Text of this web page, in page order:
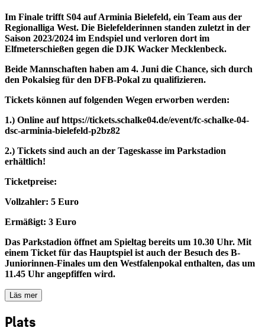
Im Finale trifft S04 auf Arminia Bielefeld, ein Team aus der
Regionalliga West. Die Bielefelderinnen standen zuletzt in der
Saison 2023/2024 im Endspiel und verloren dort im
Elfmeterschießen gegen die DJK Wacker Mecklenbeck.
Beide Mannschaften haben am 4. Juni die Chance, sich durch
den Pokalsieg für den DFB-Pokal zu qualifizieren.
Tickets können auf folgenden Wegen erworben werden:
1.) Online auf https://tickets.schalke04.de/event/fc-schalke-04-
dsc-arminia-bielefeld-p2bz82
2.) Tickets sind auch an der Tageskasse im Parkstadion
erhältlich!
Ticketpreise:
Vollzahler: 5 Euro
Ermäßigt: 3 Euro
Das Parkstadion öffnet am Spieltag bereits um 10.30 Uhr. Mit
einem Ticket für das Hauptspiel ist auch der Besuch des B-
Juniorinnen-Finales um den Westfalenpokal enthalten, das um
11.45 Uhr angepfiffen wird.
Läs mer
Plats